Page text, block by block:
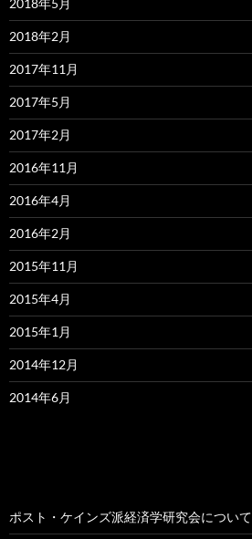
2018年5月
2018年2月
2017年11月
2017年5月
2017年2月
2016年11月
2016年4月
2016年2月
2015年11月
2015年4月
2015年1月
2014年12月
2014年6月
ポスト・ケインズ派経済学研究会について